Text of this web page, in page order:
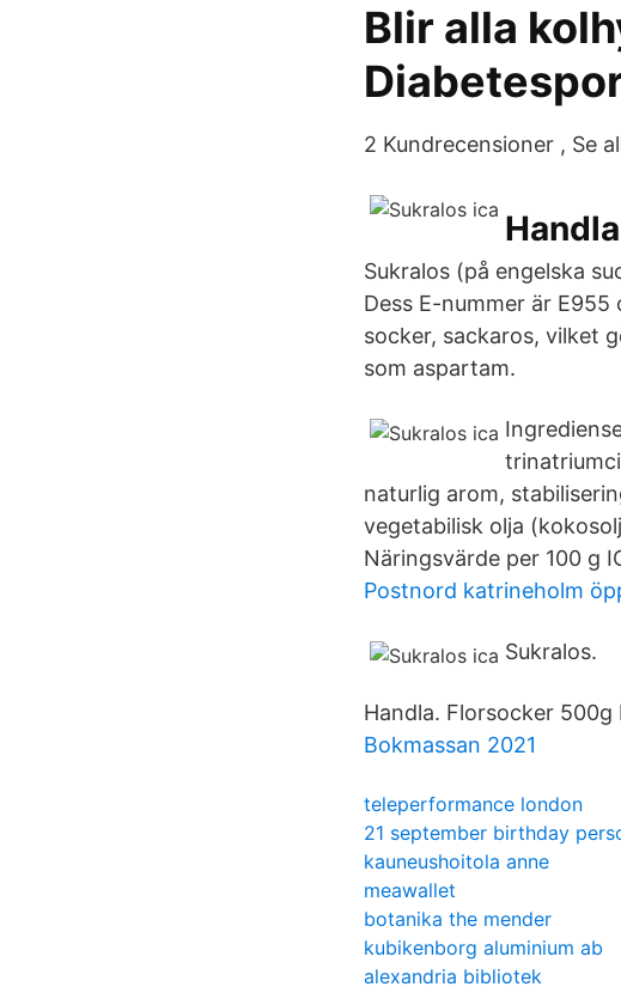
Blir alla
2 Kundrecensioner , Se
Sukralos (på engelska
Dess E-nummer är
socker, sackaros, vilket
som aspartam.
naturlig arom,
vegetabilisk olja
Näringsvärde per 100 g
Postnord katrineholm
Sukralos.
Handla. Florsocker 500g
Bokmassan 2021
teleperformance london
21 september birthday
kauneushoitola anne
meawallet
botanika the mender
kubikenborg aluminium ab
alexandria bibliotek